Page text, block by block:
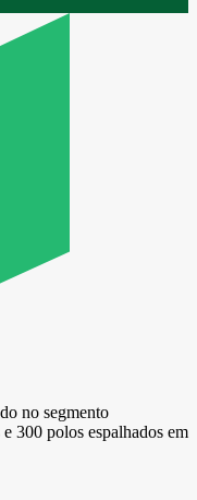
no segmento
300 polos espalhados em